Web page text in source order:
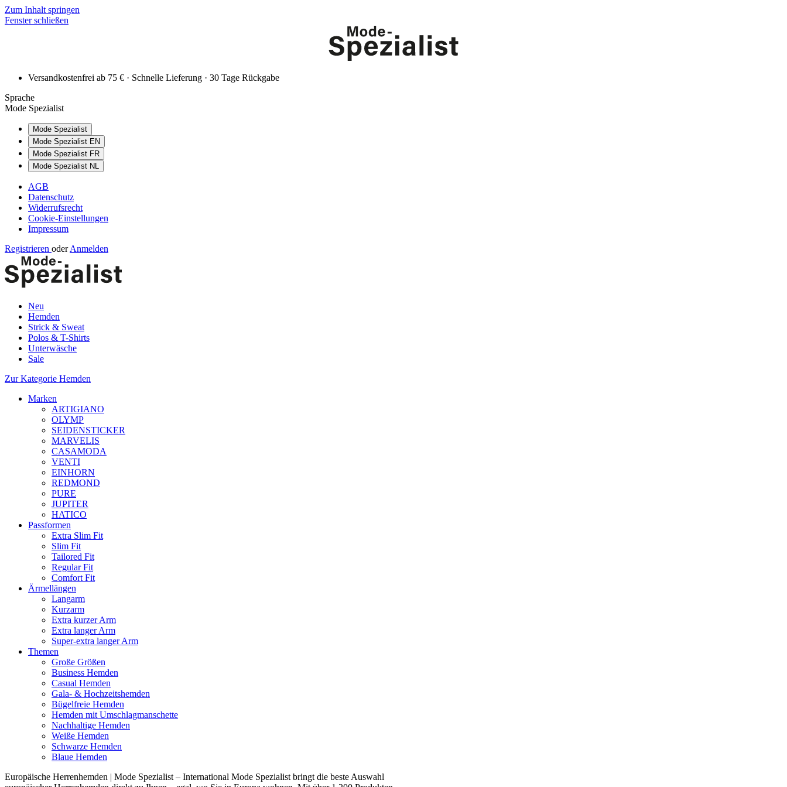
Zum Inhalt springen
Fenster schließen
Versandkostenfrei ab 75 € · Schnelle Lieferung · 30 Tage Rückgabe
Sprache
Mode Spezialist
Mode Spezialist
Mode Spezialist EN
Mode Spezialist FR
Mode Spezialist NL
AGB
Datenschutz
Widerrufsrecht
Cookie-Einstellungen
Impressum
Registrieren oder Anmelden
Neu
Hemden
Strick & Sweat
Polos & T-Shirts
Unterwäsche
Sale
Zur Kategorie Hemden
Marken
ARTIGIANO
OLYMP
SEIDENSTICKER
MARVELIS
CASAMODA
VENTI
EINHORN
REDMOND
PURE
JUPITER
HATICO
Passformen
Extra Slim Fit
Slim Fit
Tailored Fit
Regular Fit
Comfort Fit
Ärmellängen
Langarm
Kurzarm
Extra kurzer Arm
Extra langer Arm
Super-extra langer Arm
Themen
Große Größen
Business Hemden
Casual Hemden
Gala- & Hochzeitshemden
Bügelfreie Hemden
Hemden mit Umschlagmanschette
Nachhaltige Hemden
Weiße Hemden
Schwarze Hemden
Blaue Hemden
Europäische Herrenhemden | Mode Spezialist – International Mode Spezialist bringt die beste Auswahl